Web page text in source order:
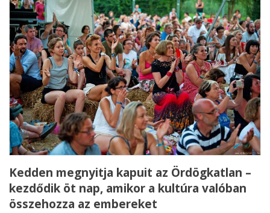
Kedden megnyitja kapuit az Ördögkatlan –
kezdődik öt nap, amikor a kultúra valóban
összehozza az embereket